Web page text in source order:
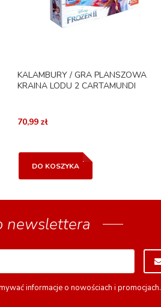
KALAMBURY / GRA PLANSZOWA
KRAINA LODU 2 CARTAMUNDI
70,99 zł
DO KOSZYKA
newslettera
informacje o nowościach i promocjach.